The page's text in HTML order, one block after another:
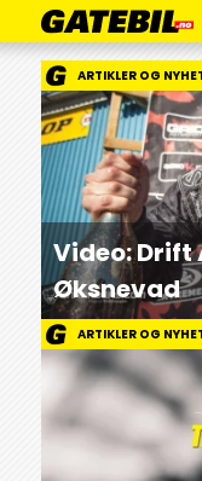
ARTIKLER OG
Video: Drift
Øksnevad
ARTIKLER OG